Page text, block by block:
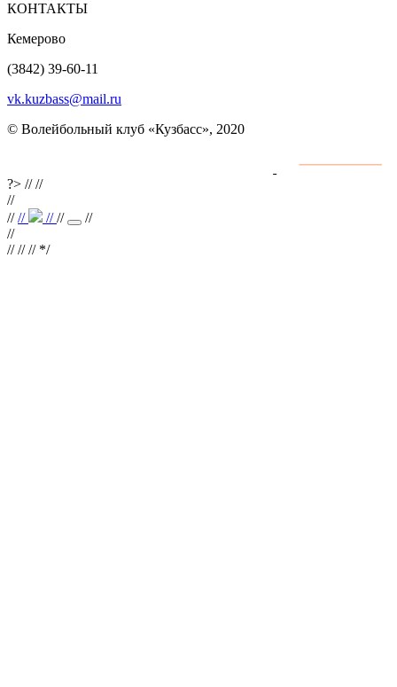
КОНТАКТЫ
Кемерово
(3842) 39-60-11
vk.kuzbass@mail.ru
© Волейбольный клуб «Кузбасс», 2020
?> ////
//
//// ////
//
//
//// // */